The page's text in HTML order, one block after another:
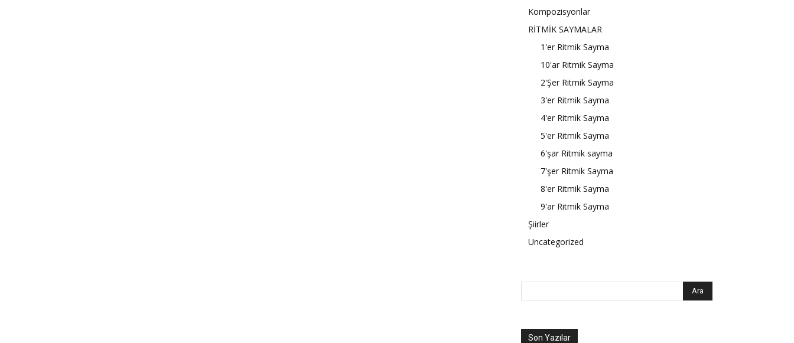
Kompozisyonlar
RİTMİK SAYMALAR
1'er Ritmik Sayma
10'ar Ritmik Sayma
2'Şer Ritmik Sayma
3'er Ritmik Sayma
4'er Ritmik Sayma
5'er Ritmik Sayma
6'şar Ritmik sayma
7'şer Ritmik Sayma
8'er Ritmik Sayma
9'ar Ritmik Sayma
Şiirler
Uncategorized
Son Yazılar